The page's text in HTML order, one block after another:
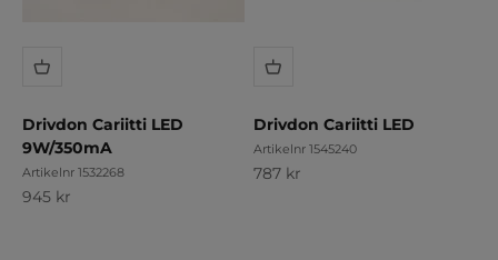
Drivdon Cariitti LED
9W/350mA
Artikelnr 1532268
REA-pris
945 kr
Drivdon Cariitti LED
Artikelnr 1545240
REA-pris
787 kr